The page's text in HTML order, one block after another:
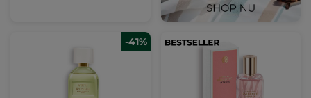
-41%